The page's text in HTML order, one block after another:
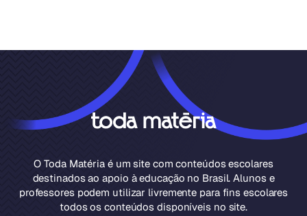
O Toda Matéria é um site com conteúdos escolares
destinados ao apoio à educação no Brasil. Alunos e
professores podem utilizar livremente para fins escolares
todos os conteúdos disponíveis no site.